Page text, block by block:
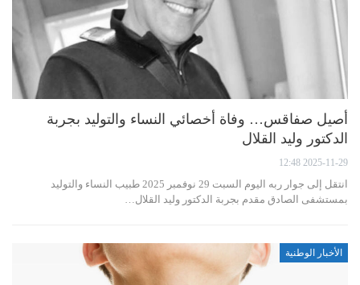
أصيل صفاقس… وفاة أخصائي النساء والتوليد بجربة
الدكتور وليد القلال
2025-11-29 12:48
انتقل إلى جوار ربه اليوم السبت 29 نوفمبر 2025 طبيب النساء والتوليد
بمستشفى الصادق مقدم بجربة الدكتور وليد القلال…
الأخبار الوطنية